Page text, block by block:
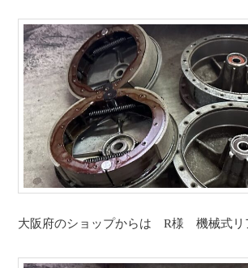
大阪府のショップからは R様 機械式リ